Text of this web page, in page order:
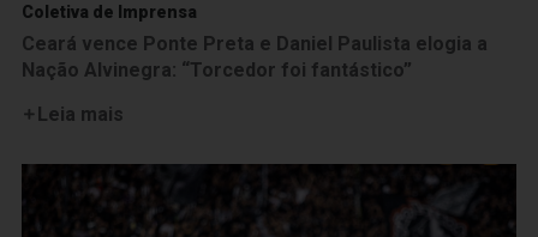
Coletiva de Imprensa
Ceará vence Ponte Preta e Daniel Paulista elogia a
Nação Alvinegra: “Torcedor foi fantástico”
Leia mais